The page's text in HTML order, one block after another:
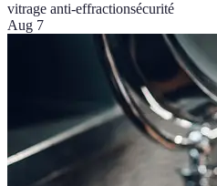
vitrage anti-effractionsécurité
Aug 7